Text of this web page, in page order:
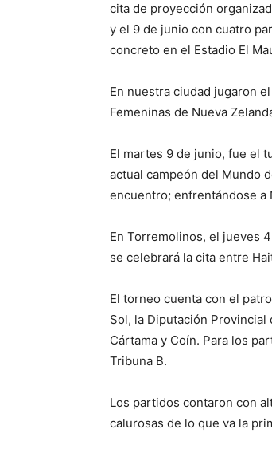
cita de proyección
y el 9 de junio con cuatro
concreto en el Estadio El
En nuestra ciudad jugaron
Femeninas de Nueva
El martes 9 de junio, fue el
actual campeón del Mundo
encuentro; enfrentándose a
En Torremolinos, el jueves
se celebrará la cita entre
El torneo cuenta con el
Sol, la Diputación
Cártama y Coín. Para los
Tribuna B.
Los partidos contaron con
calurosas de lo que va la